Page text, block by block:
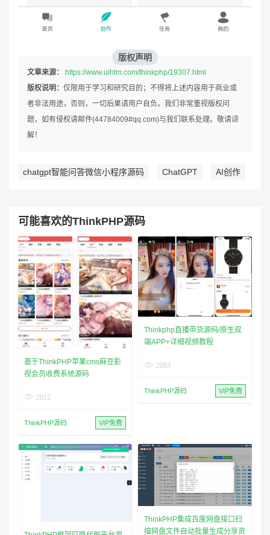
版权声明
文章来源：
https://www.uihtm.com/thinkphp/19307.html
版权说明： 仅限用于学习和研究目的；不得将上述内容用于商业或
者非法用途，否则，一切后果请用户自负。我们非常重视版权问
题，如有侵权请邮件(44784009#qq.com)与我们联系处理。敬请谅
解！
chatgpt智能问答微信小程序源码 ChatGPT AI创作
可能喜欢的ThinkPHP源码
基于ThinkPHP苹果cms麻豆影
视会员收费系统源码
2012
ThinkPHP源码 VIP免费
Thinkphp直播带货源码/原生双
端APP+详细视频教程
2083
ThinkPHP源码 VIP免费
ThinkPHP集成百度网盘接口扫
描网盘文件自动批量生成分享资